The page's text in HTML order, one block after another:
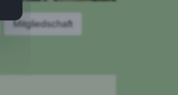
Mitgliedschaft